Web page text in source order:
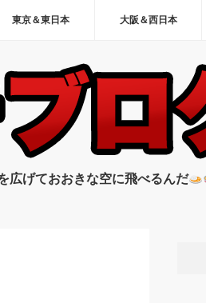
東京＆東日本 大阪＆西日本
広げておおきな空に飛べるんだ